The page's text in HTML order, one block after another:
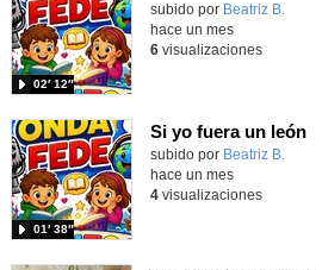
Contenido educativo.
subido por Beatriz B.
02′ 12″
hace un mes
6visualizaciones
Si yo fuera un león
Contenido educativo.
subido por Beatriz B.
01′ 38″
hace un mes
4visualizaciones